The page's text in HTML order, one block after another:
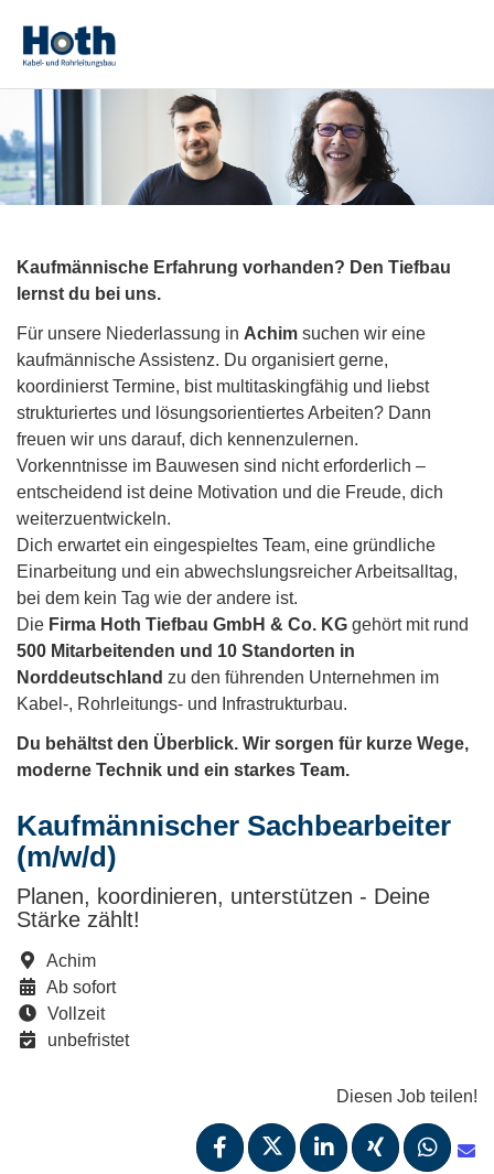
Kaufmännischer Sachbearbeiter
(m/w/d)
Planen, koordinieren, unterstützen - Deine
Stärke zählt!
Achim
Ab sofort
Vollzeit
unbefristet
Diesen Job teilen!
Kaufmännische Erfahrung vorhanden? Den Tiefbau
lernst du bei uns.
Für unsere Niederlassung in Achim suchen wir eine
kaufmännische Assistenz. Du organisiert gerne,
koordinierst Termine, bist multitaskingfähig und liebst
strukturiertes und lösungsorientiertes Arbeiten? Dann
freuen wir uns darauf, dich kennenzulernen.
Vorkenntnisse im Bauwesen sind nicht erforderlich –
entscheidend ist deine Motivation und die Freude, dich
weiterzuentwickeln.
Dich erwartet ein eingespieltes Team, eine gründliche
Einarbeitung und ein abwechslungsreicher Arbeitsalltag,
bei dem kein Tag wie der andere ist.
Die Firma Hoth Tiefbau GmbH & Co. KG gehört mit rund
500 Mitarbeitenden und 10 Standorten in
Norddeutschland zu den führenden Unternehmen im
Kabel-, Rohrleitungs- und Infrastrukturbau.
Du behältst den Überblick. Wir sorgen für kurze Wege,
moderne Technik und ein starkes Team.